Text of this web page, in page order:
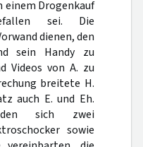
einem Drogenkauf
sei. Die
dienen, den
sein Handy zu
Videos von A. zu
breitete H.
auch E. und Eh.
sich zwei
sowie